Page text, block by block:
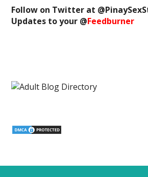
Follow on Twitter at @
Updates to your @Feedburner